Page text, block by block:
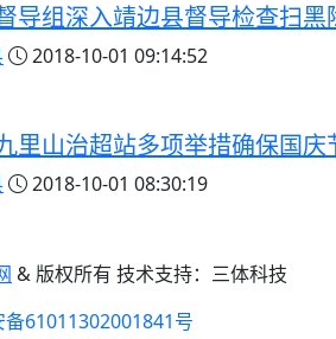
导组深入靖边县督导检查扫
2018-10-01 09:14:52
里山治超站多项举措确保国
2018-10-01 08:30:19
& 版权所有 技术支持：三体科技
备61011302001841号